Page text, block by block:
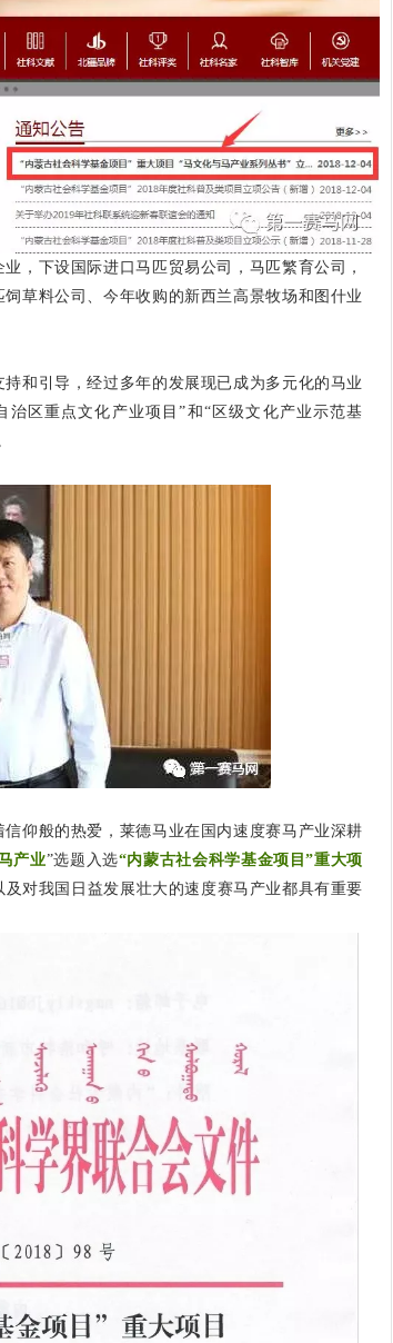
，下设国际进口马匹贸易公司，马匹繁育公司，
草料公司、今年收购的新西兰高景牧场和图什业
和引导，经过多年的发展现已成为多元化的马业
区重点文化产业项目”和“区级文化产业示范基
信仰般的热爱，莱德马业在国内速度赛马产业深耕
产业”选题入选“内蒙古社会科学基金项目”重大项
对我国日益发展壮大的速度赛马产业都具有重要